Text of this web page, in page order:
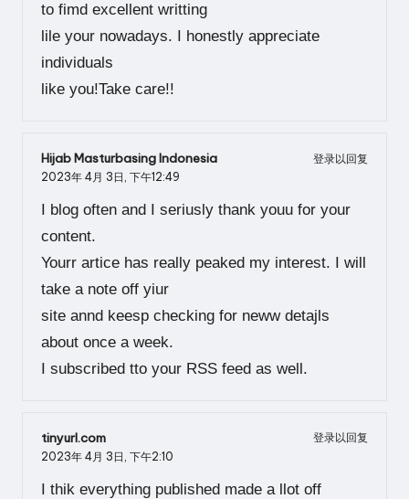
to fimd excellent writting
lile your nowadays. I honestly appreciate
individuals
like you!Take care!!
Hijab Masturbasing Indonesia
登录以回复
2023年 4月 3日, 下午12:49
I blog often and I seriusly thank youu for your
content.
Yourr artice has really peaked my interest. I will
take a note off yiur
site annd keesp checking for neww detajls
about once a week.
I subscribed tto your RSS feed as well.
tinyurl.com
登录以回复
2023年 4月 3日, 下午2:10
I thik everything published made a llot off